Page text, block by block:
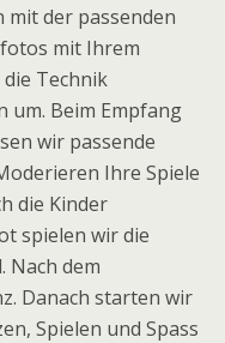
der passenden
mit Ihrem
Technik
um. Beim Empfang
wir passende
Ihre Spiele
die Kinder
spielen wir die
Nach dem
Danach starten wir
Spielen und Spass